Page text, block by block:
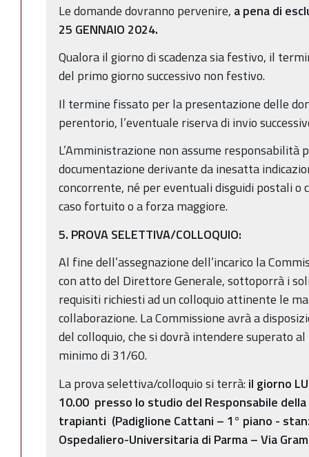
Le domande dovranno pervenire, a pena di
25 GENNAIO 2024.
Qualora il giorno di scadenza sia festivo, il
del primo giorno successivo non festivo.
Il termine fissato per la presentazione delle
perentorio, l’eventuale riserva di invio
L’Amministrazione non assume responsabilità
documentazione derivante da inesatta
concorrente, né per eventuali disguidi postali o
caso fortuito o a forza maggiore.
5. PROVA SELETTIVA/COLLOQUIO:
Al fine dell’assegnazione dell’incarico la
con atto del Direttore Generale, sottoporrà i
requisiti richiesti ad un colloquio attinente le
collaborazione. La Commissione avrà a
del colloquio, che si dovrà intendere superato
minimo di 31/60.
La prova selettiva/colloquio si terrà:il giorno
10.00 presso lo studio del Responsabile
trapianti (Padiglione Cattani – 1° piano -
Ospedaliero-Universitaria di Parma – Via